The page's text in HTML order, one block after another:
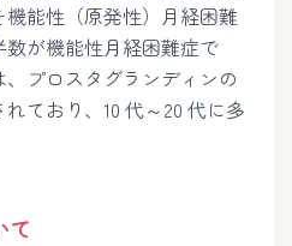
能性（原発性）月経困難
が機能性月経困難症で
プロスタグランディンの
ており、10 代～20 代に多
て